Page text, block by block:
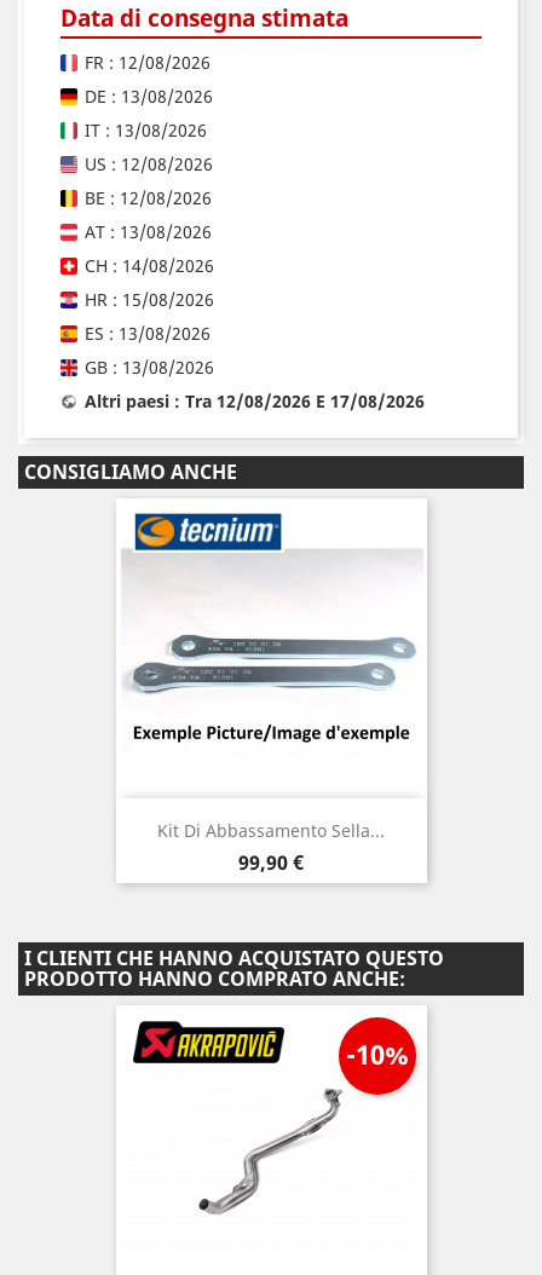
Data di consegna stimata
FR : 12/08/2026
DE : 13/08/2026
IT : 13/08/2026
US : 12/08/2026
BE : 12/08/2026
AT : 13/08/2026
CH : 14/08/2026
HR : 15/08/2026
ES : 13/08/2026
GB : 13/08/2026
Altri paesi : Tra 12/08/2026 E 17/08/2026
CONSIGLIAMO ANCHE
Kit Di Abbassamento Sella...
Prezzo
99,90 €
I CLIENTI CHE HANNO ACQUISTATO QUESTO
PRODOTTO HANNO COMPRATO ANCHE:
-10%